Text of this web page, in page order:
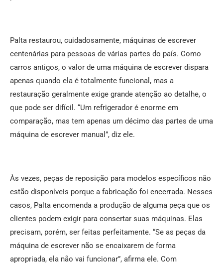
Palta restaurou, cuidadosamente, máquinas de escrever
centenárias para pessoas de várias partes do país. Como
carros antigos, o valor de uma máquina de escrever dispara
apenas quando ela é totalmente funcional, mas a
restauração geralmente exige grande atenção ao detalhe, o
que pode ser difícil. “Um refrigerador é enorme em
comparação, mas tem apenas um décimo das partes de uma
máquina de escrever manual”, diz ele.
Às vezes, peças de reposição para modelos específicos não
estão disponíveis porque a fabricação foi encerrada. Nesses
casos, Palta encomenda a produção de alguma peça que os
clientes podem exigir para consertar suas máquinas. Elas
precisam, porém, ser feitas perfeitamente. “Se as peças da
máquina de escrever não se encaixarem de forma
apropriada, ela não vai funcionar”, afirma ele. Com